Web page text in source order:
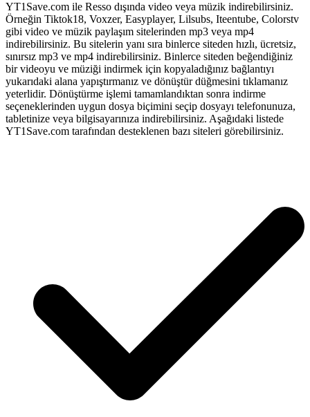
YT1Save.com ile Resso dışında video veya müzik indirebilirsiniz.
Örneğin Tiktok18, Voxzer, Easyplayer, Lilsubs, Iteentube, Colorstv
gibi video ve müzik paylaşım sitelerinden mp3 veya mp4
indirebilirsiniz. Bu sitelerin yanı sıra binlerce siteden hızlı, ücretsiz,
sınırsız mp3 ve mp4 indirebilirsiniz. Binlerce siteden beğendiğiniz
bir videoyu ve müziği indirmek için kopyaladığınız bağlantıyı
yukarıdaki alana yapıştırmanız ve dönüştür düğmesini tıklamanız
yeterlidir. Dönüştürme işlemi tamamlandıktan sonra indirme
seçeneklerinden uygun dosya biçimini seçip dosyayı telefonunuza,
tabletinize veya bilgisayarınıza indirebilirsiniz. Aşağıdaki listede
YT1Save.com tarafından desteklenen bazı siteleri görebilirsiniz.